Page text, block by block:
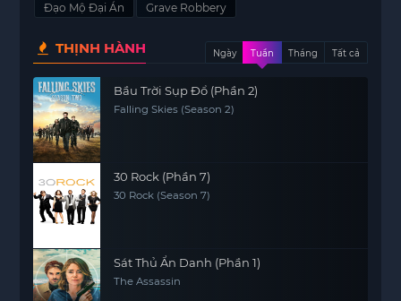
Đạo Mộ Đại Án Grave Robbery
THỊNH HÀNH Ngày Tuần Tháng Tất cả
Bầu Trời Sụp Đổ (Phần 2)
Falling Skies (Season 2)
30 Rock (Phần 7)
30 Rock (Season 7)
Sát Thủ Ẩn Danh (Phần 1)
The Assassin